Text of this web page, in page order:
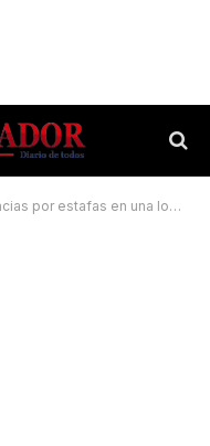
en una localidad correntina